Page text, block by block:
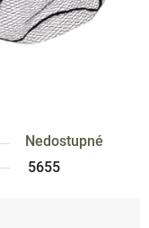
Nedostupné
5655